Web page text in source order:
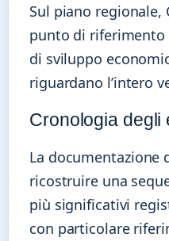
Sul piano regionale,
punto di
di sviluppo
riguardano l’intero
Cronologia degli
La
ricostruire una
più significativi
con particolare